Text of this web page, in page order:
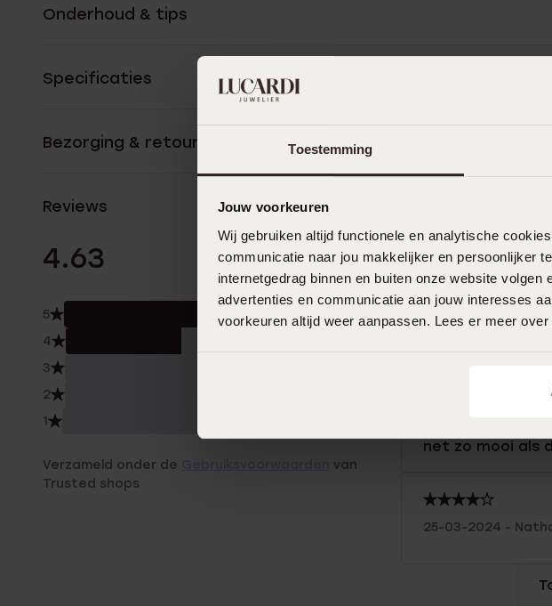
Toestemming
Jouw voorkeuren
Wij gebruiken altijd functionele en analytische
communicatie naar jou makkelijker en persoonlijker
internetgedrag binnen en buiten onze website
advertenties en communicatie aan jouw interesses
voorkeuren altijd weer aanpassen. Lees er meer over
Onderhoud & tips
Specificaties
Bezorging & retourneren
Reviews
4.63 8 Beoordelingen
5
4
3
2
1
Verzameld onder de
van
Trusted shops
06-05-2024 -
net zo mooi als
25-03-2024 -